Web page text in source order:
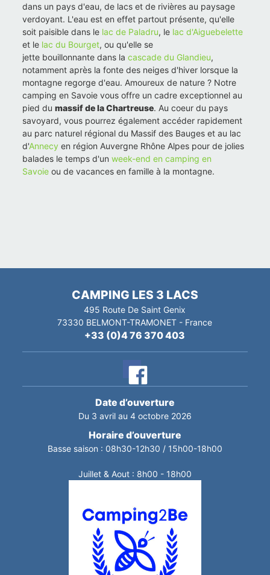
dans un pays d'eau, de lacs et de rivières au paysage
verdoyant. L'eau est en effet partout présente, qu'elle
soit paisible dans le lac de Paladru, le lac d'Aiguebelette
et le lac du Bourget, ou qu'elle se
jette bouillonnante dans lacascade du Glandieu,
notamment après la fonte des neiges d'hiver lorsque la
montagne regorge d'eau. Amoureux de nature ? Notre
camping en Savoie vous offre un cadre exceptionnel au
pied dumassif de la Chartreuse. Au coeur du pays
savoyard, vous pourrez également accéder rapidement
au parc naturel régional du Massif des Bauges et au lac
d'Annecy en région Auvergne Rhône Alpes pour de jolies
balades le temps d'unweek-end en camping en
Savoie ou de vacances en famille à la montagne.
CAMPING LES 3 LACS
495 Route De Saint Genix
73330 BELMONT-TRAMONET - France
+33 (0)4 76 370 403
Date d’ouverture
Du 3 avril au 4 octobre 2026
Horaire d’ouverture
Basse saison : 08h30-12h30 / 15h00-18h00
Juillet & Aout : 8h00 - 18h00